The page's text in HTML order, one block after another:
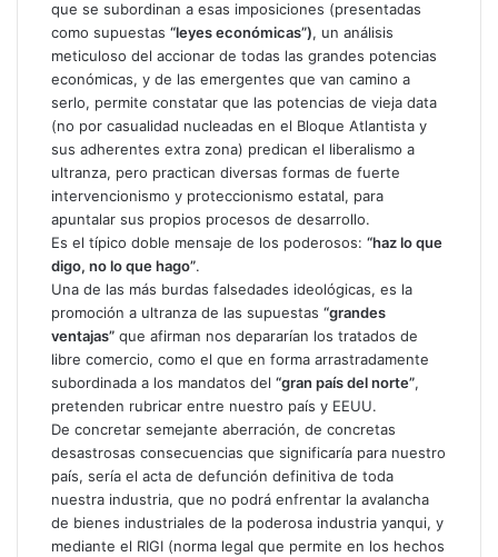
que se subordinan a esas imposiciones (presentadas
como supuestas “leyes económicas”), un análisis
meticuloso del accionar de todas las grandes potencias
económicas, y de las emergentes que van camino a
serlo, permite constatar que las potencias de vieja data
(no por casualidad nucleadas en el Bloque Atlantista y
sus adherentes extra zona) predican el liberalismo a
ultranza, pero practican diversas formas de fuerte
intervencionismo y proteccionismo estatal, para
apuntalar sus propios procesos de desarrollo.
Es el típico doble mensaje de los poderosos: “haz lo que
digo, no lo que hago”.
Una de las más burdas falsedades ideológicas, es la
promoción a ultranza de las supuestas “grandes
ventajas” que afirman nos depararían los tratados de
libre comercio, como el que en forma arrastradamente
subordinada a los mandatos del “gran país del norte”,
pretenden rubricar entre nuestro país y EEUU.
De concretar semejante aberración, de concretas
desastrosas consecuencias que significaría para nuestro
país, sería el acta de defunción definitiva de toda
nuestra industria, que no podrá enfrentar la avalancha
de bienes industriales de la poderosa industria yanqui, y
mediante el RIGI (norma legal que permite en los hechos